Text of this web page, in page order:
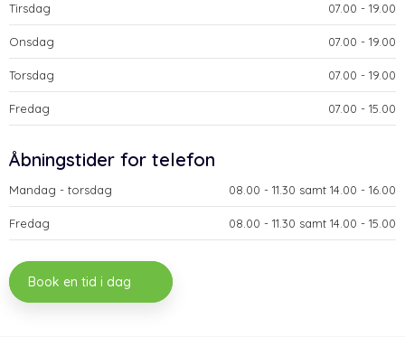
Tirsdag ​07.00 - 19.00​
Onsdag ​07.00 - 19.00​
Torsdag ​07.00 - 19.00​
Fredag ​07.00 - 15.00​
​Åbningstider for telefon
Mandag - torsdag​ ​08.00 - 11.30 samt 14.00 - 16.00​
Fredag ​08.00 - 11.30 samt 14.00 - 15.00
Book en tid i dag